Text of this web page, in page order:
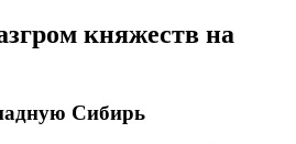
княжеств на
Сибирь